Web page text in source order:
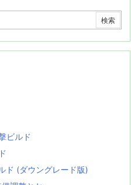
ビルド
ド (ダウングレード版)